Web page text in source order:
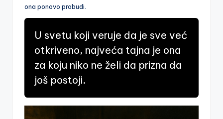
ona ponovo probudi.
U svetu koji veruje da je sve već
otkriveno, najveća tajna je ona
za koju niko ne želi da prizna da
još postoji.